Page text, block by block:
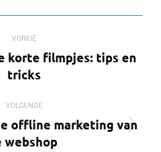
VORIGE
Vorig
bericht
korte filmpjes: tips en
tricks
VOLGENDE
Volgend
bericht
offline marketing van
webshop